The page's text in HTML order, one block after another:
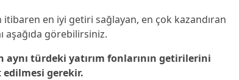
itibaren en iyi getiri sağlayan, en çok kazandıran
aşağıda görebilirsiniz.
aynı türdeki yatırım fonlarının getirilerini
gerekir.